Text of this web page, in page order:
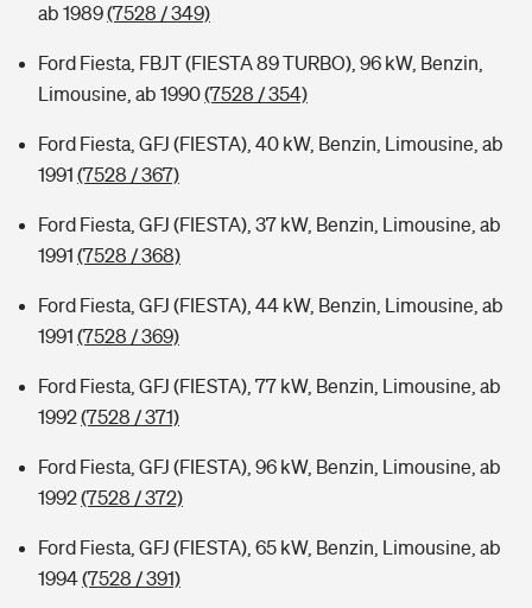
ab 1989(7528 / 349)
Ford Fiesta, FBJT (FIESTA 89 TURBO), 96 kW, Benzin,
Limousine, ab 1990(7528 / 354)
Ford Fiesta, GFJ (FIESTA), 40 kW, Benzin, Limousine, ab
1991 (7528 / 367)
Ford Fiesta, GFJ (FIESTA), 37 kW, Benzin, Limousine, ab
1991 (7528 / 368)
Ford Fiesta, GFJ (FIESTA), 44 kW, Benzin, Limousine, ab
1991 (7528 / 369)
Ford Fiesta, GFJ (FIESTA), 77 kW, Benzin, Limousine, ab
1992(7528 / 371)
Ford Fiesta, GFJ (FIESTA), 96 kW, Benzin, Limousine, ab
1992(7528 / 372)
Ford Fiesta, GFJ (FIESTA), 65 kW, Benzin, Limousine, ab
1994(7528 / 391)